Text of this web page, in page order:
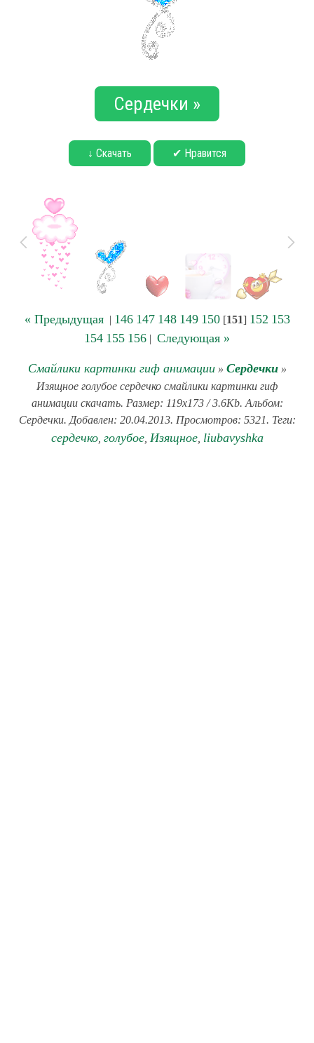
Сердечки »
↓ Скачать ✔ Нравится
« Предыдущая| 146 147 148 149 150[151] 152 153
154 155 156 | Следующая »
Смайлики картинки гиф анимации» Сердечки»
Изящное голубое сердечко смайлики картинки гиф
анимации скачать. Размер: 119x173 / 3.6Kb. Альбом:
Сердечки. Добавлен: 20.04.2013. Просмотров: 5321. Теги:
сердечко, голубое, Изящное, liubavyshka